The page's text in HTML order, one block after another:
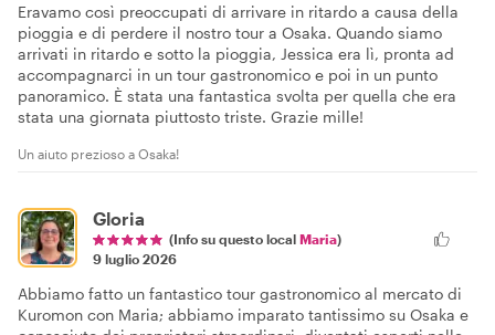
Eravamo così preoccupati di arrivare in ritardo a causa della
pioggia e di perdere il nostro tour a Osaka. Quando siamo
arrivati in ritardo e sotto la pioggia, Jessica era lì, pronta ad
accompagnarci in un tour gastronomico e poi in un punto
panoramico. È stata una fantastica svolta per quella che era
stata una giornata piuttosto triste. Grazie mille!
Un aiuto prezioso a Osaka!
Gloria
(Info su questo local Maria)
9 luglio 2026
Abbiamo fatto un fantastico tour gastronomico al mercato di
Kuromon con Maria; abbiamo imparato tantissimo su Osaka e